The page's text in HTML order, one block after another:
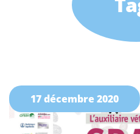
17 décembre 2020